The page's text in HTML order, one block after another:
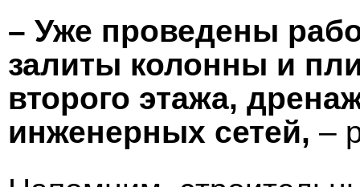
– Уже проведены
залиты колонны и
второго этажа,
инженерных сетей, –